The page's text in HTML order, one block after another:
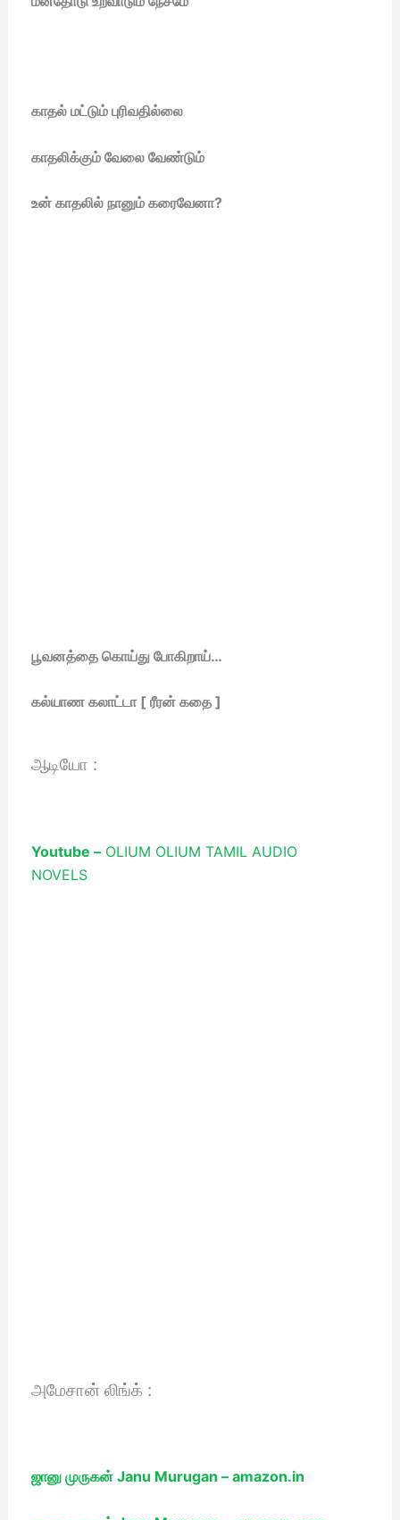
காதல் மட்டும் புரிவதில்லை
காதலிக்கும் வேலை வேண்டும்
உன் காதலில் நானும் கரைவேனா?
பூவனத்தை கொய்து போகிறாய்…
கல்யாண கலாட்டா [ ரீரன் கதை ]
ஆடியோ :
Youtube –OLIUM OLIUM TAMIL AUDIO
NOVELS
அமேசான் லிங்க் :
ஜானு முருகன் Janu Murugan – amazon.in